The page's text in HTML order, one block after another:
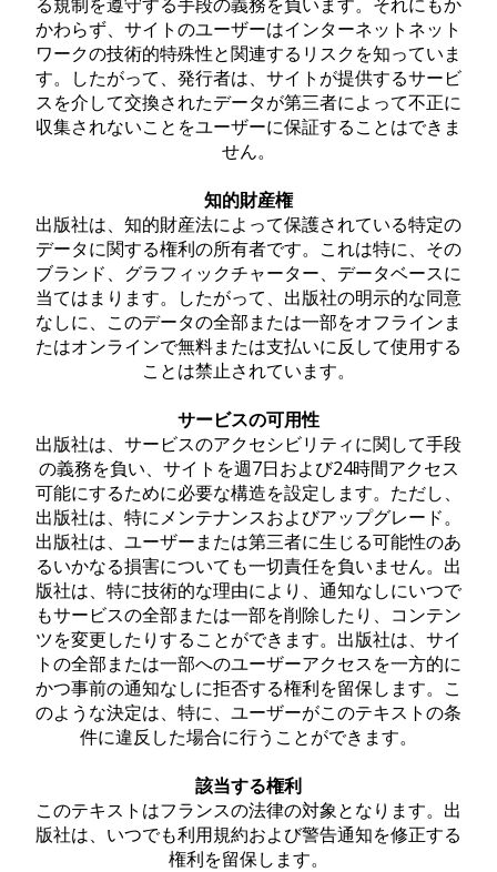
かわらず、サイトのユーザーはインターネットネット
ワークの技術的特殊性と関連するリスクを知っていま
す。したがって、発行者は、サイトが提供するサービ
スを介して交換されたデータが第三者によって不正に
収集されないことをユーザーに保証することはできま
せん。
知的財産権
出版社は、知的財産法によって保護されている特定の
データに関する権利の所有者です。これは特に、その
ブランド、グラフィックチャーター、データベースに
当てはまります。したがって、出版社の明示的な同意
なしに、このデータの全部または一部をオフラインま
たはオンラインで無料または支払いに反して使用する
ことは禁止されています。
サービスの可用性
出版社は、サービスのアクセシビリティに関して手段
の義務を負い、サイトを週7日および24時間アクセス
可能にするために必要な構造を設定します。ただし、
出版社は、特にメンテナンスおよびアップグレード。
出版社は、ユーザーまたは第三者に生じる可能性のあ
るいかなる損害についても一切責任を負いません。出
版社は、特に技術的な理由により、通知なしにいつで
もサービスの全部または一部を削除したり、コンテン
ツを変更したりすることができます。出版社は、サイ
トの全部または一部へのユーザーアクセスを一方的に
かつ事前の通知なしに拒否する権利を留保します。こ
のような決定は、特に、ユーザーがこのテキストの条
件に違反した場合に行うことができます。
該当する権利
このテキストはフランスの法律の対象となります。出
版社は、いつでも利用規約および警告通知を修正する
権利を留保します。